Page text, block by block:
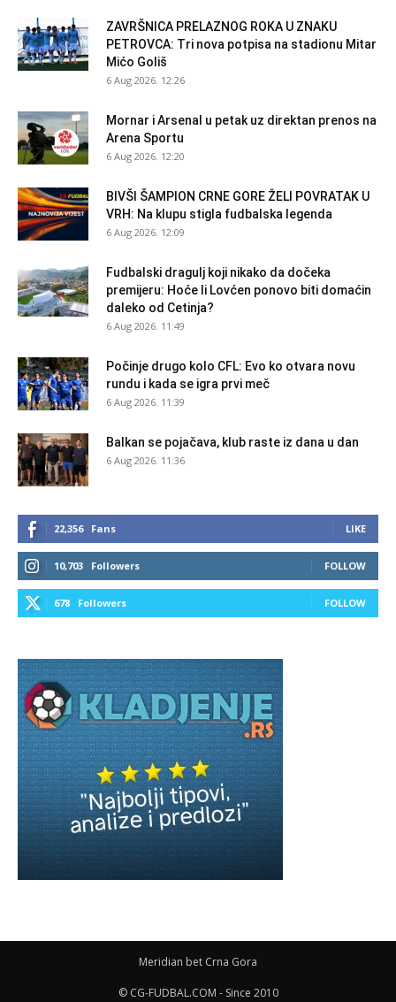
ZAVRŠNICA PRELAZNOG ROKA U ZNAKU
PETROVCA: Tri nova potpisa na stadionu Mitar
Mićo Goliš
6 Aug 2026. 12:26
Mornar i Arsenal u petak uz direktan prenos na
Arena Sportu
6 Aug 2026. 12:20
BIVŠI ŠAMPION CRNE GORE ŽELI POVRATAK U
VRH: Na klupu stigla fudbalska legenda
6 Aug 2026. 12:09
Fudbalski dragulj koji nikako da dočeka
premijeru: Hoće li Lovćen ponovo biti domaćin
daleko od Cetinja?
6 Aug 2026. 11:49
Počinje drugo kolo CFL: Evo ko otvara novu
rundu i kada se igra prvi meč
6 Aug 2026. 11:39
Balkan se pojačava, klub raste iz dana u dan
6 Aug 2026. 11:36
22,356 Fans LIKE
10,703 Followers FOLLOW
678 Followers FOLLOW
Meridian bet Crna Gora
© CG-FUDBAL.COM - Since 2010